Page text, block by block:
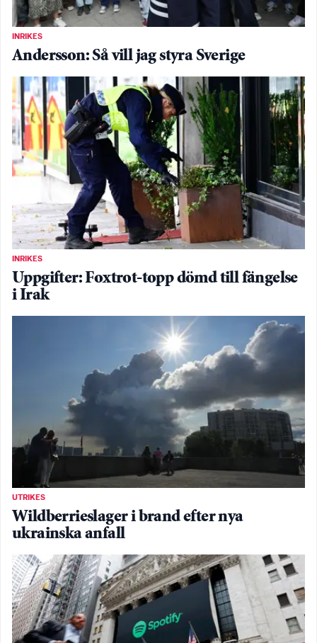
INRIKES
Andersson: Så vill jag styra Sverige
INRIKES
Uppgifter: Foxtrot-topp dömd till fängelse
i Irak
UTRIKES
Wildberrieslager i brand efter nya
ukrainska anfall